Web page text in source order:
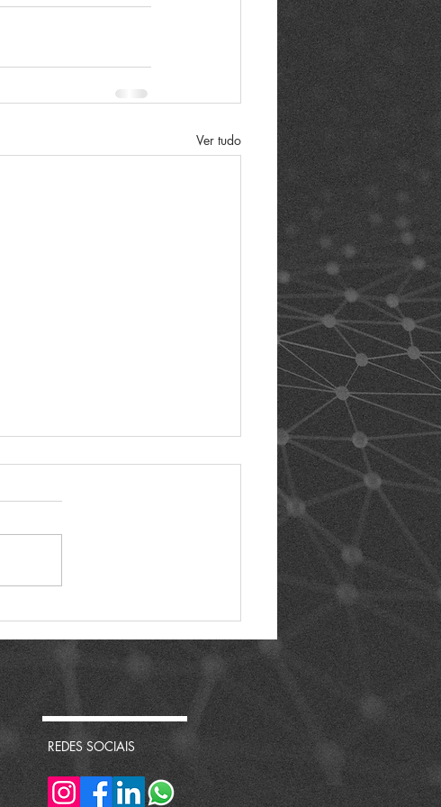
Ver tudo
REDES SOCIAIS